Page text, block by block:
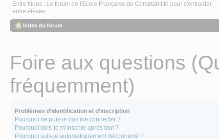
Entre Nous : Le forum de l'Ecole Française de Comptabilité pour s'entraider
entre élèves
Index du forum
Foire aux questions
fréquemment)
Problèmes d’identification et d’inscription
Pourquoi ne puis-je pas me connecter ?
Pourquoi dois-je m’inscrire après tout ?
Pourquoi suis-je automatiquement déconnecté ?